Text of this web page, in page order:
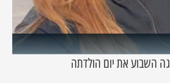
השבוע את יום הולדתה